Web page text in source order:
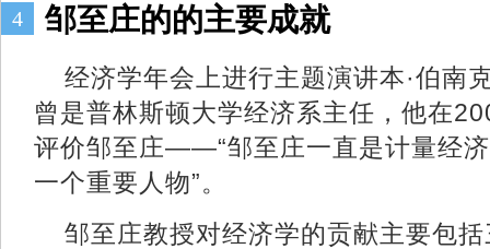
4 邹至庄的的主要成就
经济学年会上进行主题演讲本·伯南
曾是普林斯顿大学经济系主任，他在
评价邹至庄——“邹至庄一直是计量经
一个重要人物”。
邹至庄教授对经济学的贡献主要包